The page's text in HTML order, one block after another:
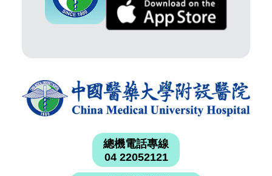
總機電話專線
04 22052121